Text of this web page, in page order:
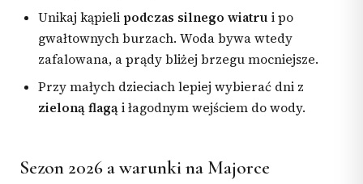
Unikaj kąpieli podczas silnego wiatru i po
gwałtownych burzach. Woda bywa wtedy
zafalowana, a prądy bliżej brzegu mocniejsze.
Przy małych dzieciach lepiej wybierać dni z
zieloną flagąi łagodnym wejściem do wody.
Sezon 2026 a warunki na Majorce